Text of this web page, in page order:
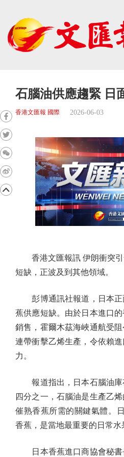
石腦油供應趨緊 日
香港文匯報 國際 2026-06-03
香港文匯報訊 伊朗衝突引
短缺，正波及到其他領域。
彭博通訊社報道，日本正
蕉供應短缺。由於日本進口
銷售，霍爾木茲海峽通航受
連帶衝擊乙烯生產，令依賴
力。
報道指出，日本石腦油庫
四分之一，石腦油是生產乙
催熟香蕉所需的關鍵氣體。
香蕉，是當地最重要的日常水
日本香蕉進口商協會秘書